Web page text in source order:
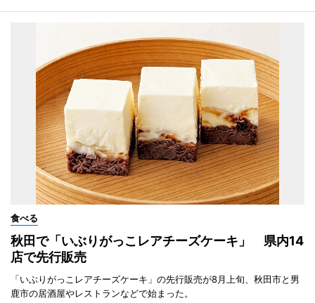
食べる
秋田で「いぶりがっこレアチーズケーキ」 県内14
店で先行販売
「いぶりがっこレアチーズケーキ」の先行販売が8月上旬、秋田市と男
鹿市の居酒屋やレストランなどで始まった。